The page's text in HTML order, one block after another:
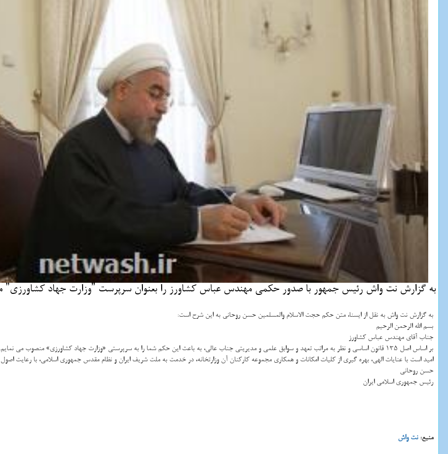
به گزارش نت واش رئیس جمهور با صدور حكمی مهندس عباس كشاورز را بعنوان سرپرست ˮوزارت جهاد كشاورزیˮ منصوب نمود.
به گزارش نت واش به نقل از ایسنا، متن حكم حجت الاسلام والمسلمین حسن روحانی به این شرح است:
بسم الله الرحمن الرحیم
جناب آقای مهندس عباس كشاورز
بر اساس اصل 135 قانون اساسی و نظر به مراتب تعهد و سوابق علمی و مدیریتی جناب عالی، به باعث این حكم شما را به سرپرستی «وزارت جهاد كشاورزی» منصوب می نمایم.
امید است با عنایات الهی، بهره گیری از كلیات امكانات و همكاری مجموعه كاركنان آن وزارتخانه، در خدمت به ملت شریف ایران و نظام مقدس جمهوری اسلامی، با رعایت اصول
حسن روحانی
رئیس جمهوری اسلامی ایران
منبع:نت واش